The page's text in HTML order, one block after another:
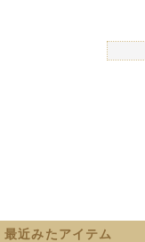
最近みたアイテム